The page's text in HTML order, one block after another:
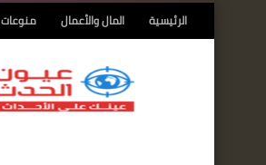
الرئيسية المال والأعمال منوعات